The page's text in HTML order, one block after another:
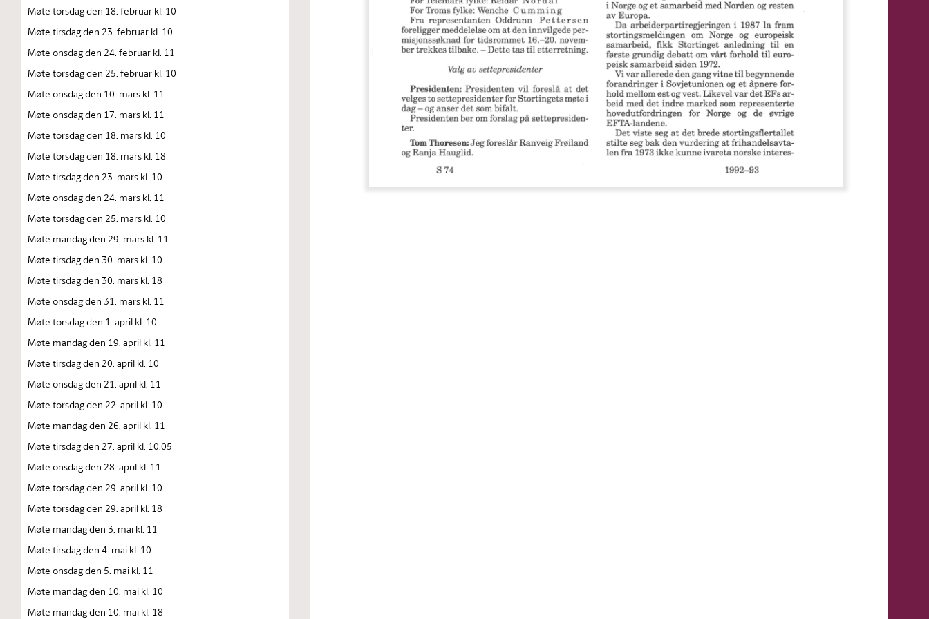
Møte torsdag den 18. februar kl. 10
Møte tirsdag den 23. februar kl. 10
Møte onsdag den 24. februar kl. 11
Møte torsdag den 25. februar kl. 10
Møte onsdag den 10. mars kl. 11
Møte onsdag den 17. mars kl. 11
Møte torsdag den 18. mars kl. 10
Møte torsdag den 18. mars kl. 18
Møte tirsdag den 23. mars kl. 10
Møte onsdag den 24. mars kl. 11
Møte torsdag den 25. mars kl. 10
Møte mandag den 29. mars kl. 11
Møte tirsdag den 30. mars kl. 10
Møte tirsdag den 30. mars kl. 18
Møte onsdag den 31. mars kl. 11
Møte torsdag den 1. april kl. 10
Møte mandag den 19. april kl. 11
Møte tirsdag den 20. april kl. 10
Møte onsdag den 21. april kl. 11
Møte torsdag den 22. april kl. 10
Møte mandag den 26. april kl. 11
Møte tirsdag den 27. april kl. 10.05
Møte onsdag den 28. april kl. 11
Møte torsdag den 29. april kl. 10
Møte torsdag den 29. april kl. 18
Møte mandag den 3. mai kl. 11
Møte tirsdag den 4. mai kl. 10
Møte onsdag den 5. mai kl. 11
Møte mandag den 10. mai kl. 10
Møte mandag den 10. mai kl. 18